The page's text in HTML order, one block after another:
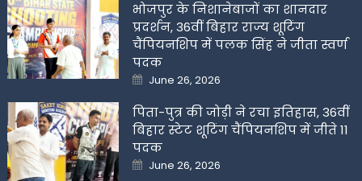
भोजपुर के निशानेबाजों का शानदार
प्रदर्शन, 36वीं बिहार राज्य शूटिंग
चैंपियनशिप में पलक सिंह ने जीता स्वर्ण
पदक
Posted
on
June 26, 2026
पिता-पुत्र की जोड़ी ने रचा इतिहास, 36वीं
बिहार स्टेट शूटिंग चैंपियनशिप में जीते 11
पदक
Posted
on
June 26, 2026